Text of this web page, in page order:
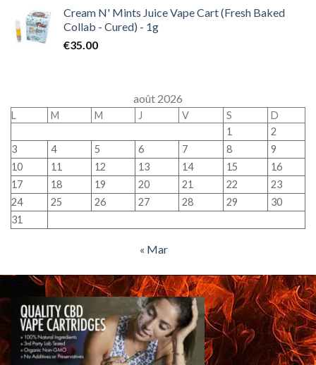
Cream N' Mints Juice Vape Cart (Fresh Baked
Collab - Cured) - 1g
€35.00
août 2026
L M M J V S
D
1
2
3
4 5 6 7 8
9
10
11 12 13 14 15
16
17
18 19 20 21 22
23
24
25 26 27 28 29
30
31
« Mar